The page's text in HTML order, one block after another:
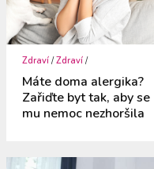
Zdraví /Zdraví /
Máte doma alergika?
Zařiďte byt tak, aby se
mu nemoc nezhoršila